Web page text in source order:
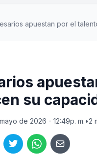
apuestan por el
su
de 2026 - 12:49p. m.•2